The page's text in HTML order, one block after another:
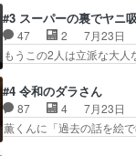
コちゃんの性別が間違
ターと人間にそれぞれ
鏡くんの過去がとても残…
は『ちんこ』によって
汚い要素あまりなく普
キャッチが釈迦だった
もコンプライアンス違
ニメが好きでも大丈夫
いっぱいさせられちゃ
ガーにタバコ入ってるの…
#3 スーパーの裏でヤニ
47 2
7月23日
もうこの2人は立派な大
こ叡智でセクシー！ミ
かわらず山田さんと田
だけどずとまよのOP合
田山さんにロマンスの
#4 令和のダラさん
87 4
7月23日
薫くんに「過去の話を